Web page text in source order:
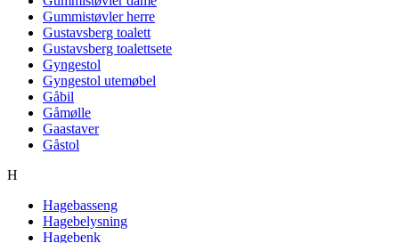
Gummistøvler herre
Gustavsberg toalett
Gustavsberg toalettsete
Gyngestol
Gyngestol utemøbel
Gåbil
Gåmølle
Gaastaver
Gåstol
H
Hagebasseng
Hagebelysning
Hagebenk